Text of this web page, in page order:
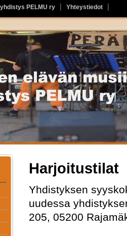
PELMU ry Yhteystiedot
Harjoitustilat
Yhdistyksen
uudessa
205, 05200